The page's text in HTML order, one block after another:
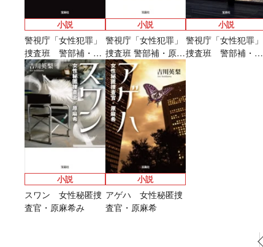
小説
警視庁「女性犯罪」
捜査班 警部補・原
麻希 通報者
小説
警視庁「女性犯罪」
捜査班 警部補・原麻
希 5グラムの殺意
小説
警視庁「女性犯罪」
捜査班 警部補・原
小説
スワン 女性秘匿捜
査官・原麻希み
小説
アゲハ 女性秘匿捜
査官・原麻希